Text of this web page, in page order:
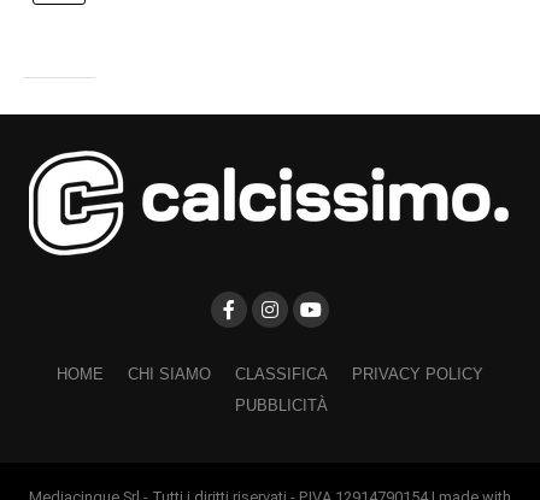
HOME CHI SIAMO CLASSIFICA
PRIVACY POLICY
PUBBLICITÀ